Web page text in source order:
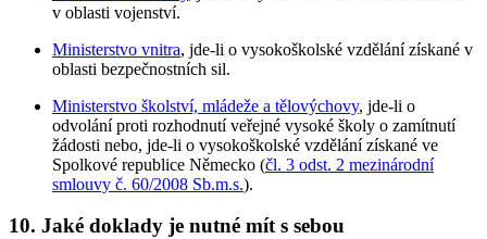
v oblasti vojenství.
Ministerstvo vnitra, jde-li o vysokoškolské vzdělání získané v
oblasti bezpečnostních sil.
Ministerstvo školství, mládeže a tělovýchovy, jde-li o
odvolání proti rozhodnutí veřejné vysoké školy o zamítnutí
žádosti nebo, jde-li o vysokoškolské vzdělání získané ve
Spolkové republice Německo (čl. 3 odst. 2 mezinárodní
smlouvy č. 60/2008 Sb.m.s.).
10. Jaké doklady je nutné mít s sebou